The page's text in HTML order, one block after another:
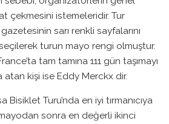
çekmesini istemeleridir. Tur
sarı renkli sayfalarını
turun mayo rengi olmuştur.
tam tamına 111 gün taşımayı
kişi ise Eddy Merckx dir.
Bisiklet Turu’nda en iyi tırmanıcıya
sonra en değerli ikinci